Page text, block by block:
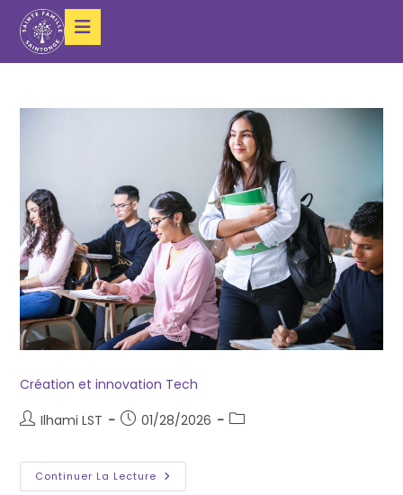
Création et innovation Tech
Ilhami LST
01/28/2026
Continuer La Lecture